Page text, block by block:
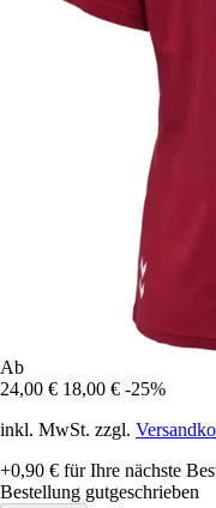
Ab
24,00 € 18,00 € -25%
inkl. MwSt. zzgl.
+0,90 € für Ihre nächste
Bestellung gutgeschrieben